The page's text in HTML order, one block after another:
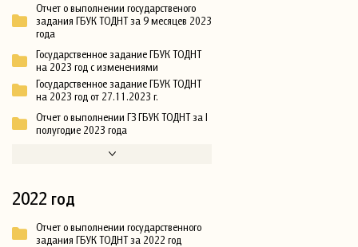
Отчет о выполнении государственого
задания ГБУК ТОДНТ за 9 месяцев 2023
года
Государственное задание ГБУК ТОДНТ
на 2023 год с изменениями
Государственное задание ГБУК ТОДНТ
на 2023 год от 27.11.2023 г.
Отчет о выполнении ГЗ ГБУК ТОДНТ за I
полугодие 2023 года
2022 год
Отчет о выполнении государственного
задания ГБУК ТОДНТ за 2022 год